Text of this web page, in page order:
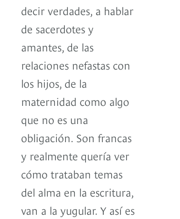
decir verdades, a hablar
de sacerdotes y
amantes, de las
relaciones nefastas con
los hijos, de la
maternidad como algo
que no es una
obligación. Son francas
y realmente quería ver
cómo trataban temas
del alma en la escritura,
van a la yugular. Y así es